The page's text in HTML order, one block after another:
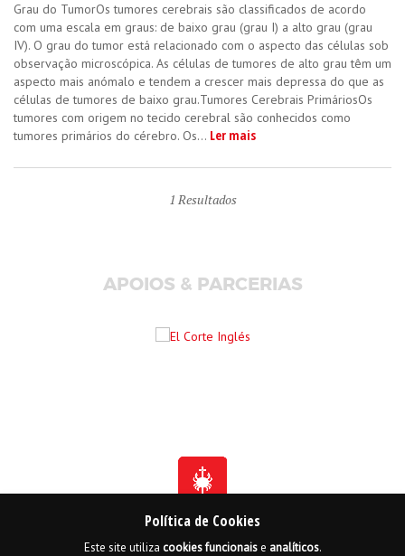
Política de Cookies
Este site utiliza cookiesfuncionaise analíticos.
Grau do TumorOs tumores cerebrais são classificados de acordo
com uma escala em graus: de baixo grau (grau I) a alto grau (grau
IV). O grau do tumor está relacionado com o aspecto das células sob
observação microscópica. As células de tumores de alto grau têm um
aspecto mais anómalo e tendem a crescer mais depressa do que as
células de tumores de baixo grau.Tumores Cerebrais PrimáriosOs
tumores com origem no tecido cerebral são conhecidos como
tumores primários do cérebro. Os... Ler mais
1 Resultados
APOIOS & PARCERIAS
Fundada em 1941